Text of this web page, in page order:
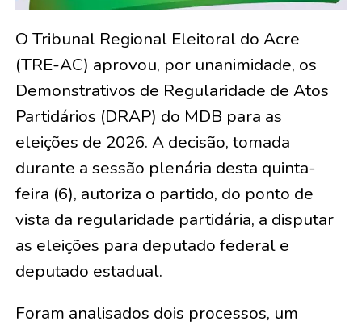
O Tribunal Regional Eleitoral do Acre
(TRE-AC) aprovou, por unanimidade, os
Demonstrativos de Regularidade de Atos
Partidários (DRAP) do MDB para as
eleições de 2026. A decisão, tomada
durante a sessão plenária desta quinta-
feira (6), autoriza o partido, do ponto de
vista da regularidade partidária, a disputar
as eleições para deputado federal e
deputado estadual.
Foram analisados dois processos, um